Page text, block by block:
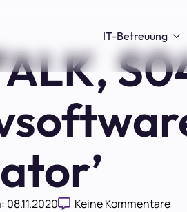
IT-Betreuung
08.11.2020 Keine Kommentare